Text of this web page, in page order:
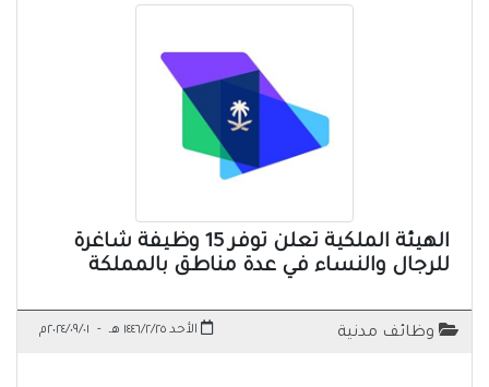
الهيئة الملكية تعلن توفر 15 وظيفة شاغرة
للرجال والنساء في عدة مناطق بالمملكة
وظائف مدنية الأحد ١٤٤٦/٢/٢٥ هـ - ٢٠٢٤/٠٩/٠١م